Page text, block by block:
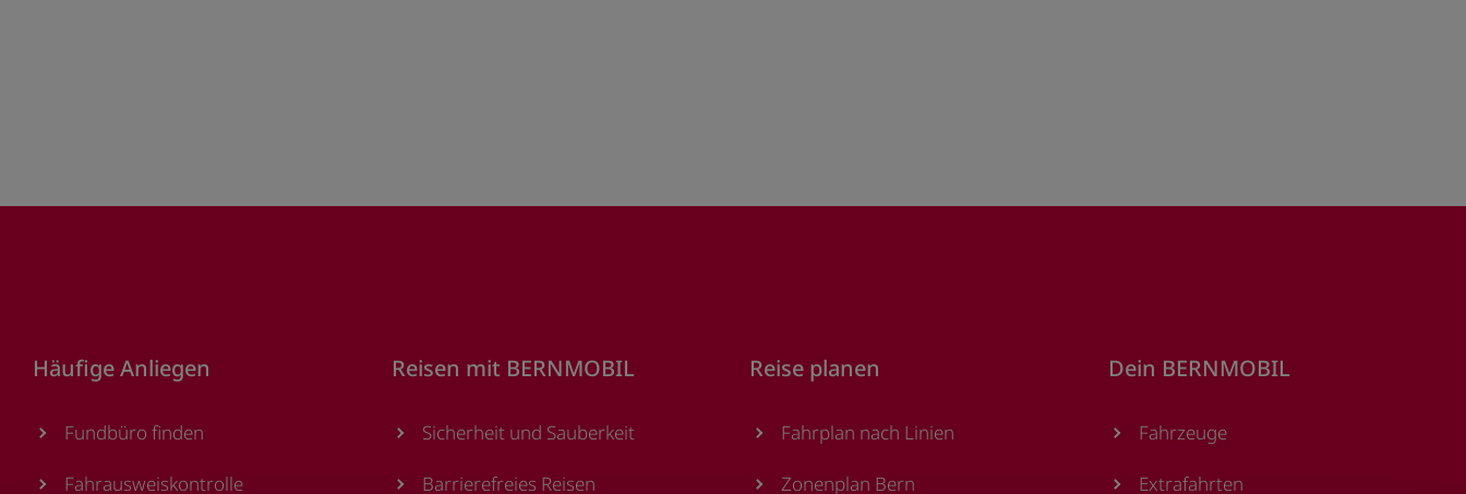
Häufige Anliegen
Fundbüro finden
Fahrausweiskontrolle
Reisen mit BERNMOBIL
Sicherheit und Sauberkeit
Barrierefreies Reisen
Reise planen
Fahrplan nach Linien
Zonenplan Bern
Dein BERNMOBIL
Fahrzeuge
Extrafahrten